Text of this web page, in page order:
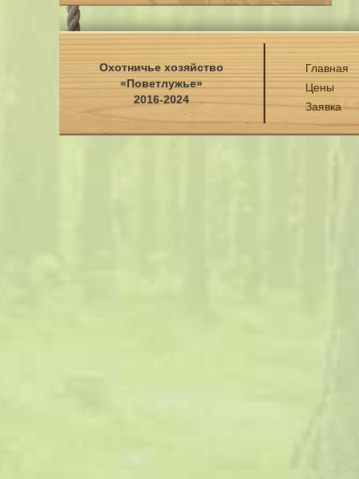
Охотничье хозяйство
«Поветлужье»
2016-2024
Главная
Цены
Заявка